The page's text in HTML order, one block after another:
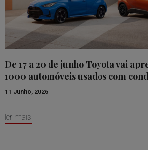
De 17 a 20 de junho Toyota vai
1000 automóveis usados com
11 Junho, 2026
ler mais